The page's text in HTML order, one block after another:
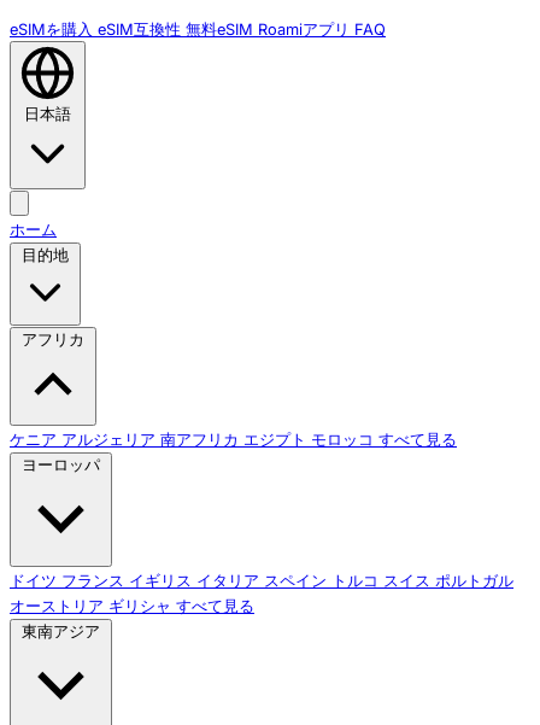
eSIMを購入 eSIM互換性 無料eSIM Roamiアプリ FAQ
日本語
ホーム
目的地
アフリカ
ケニア アルジェリア 南アフリカ エジプト モロッコ すべて見る
ヨーロッパ
ドイツ フランス イギリス イタリア スペイン トルコ スイス ポルトガル
オーストリア ギリシャ すべて見る
東南アジア